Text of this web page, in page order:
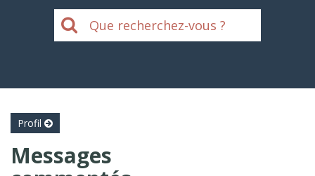
Profil
Messages